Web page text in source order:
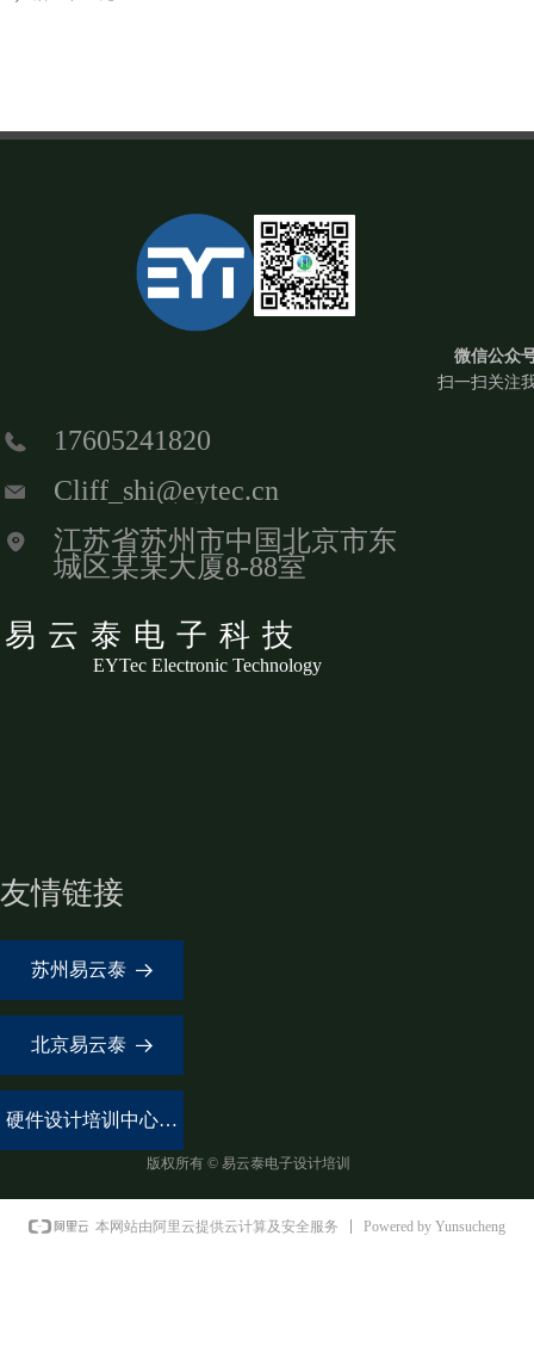
微信公众
扫一扫关注
版权所有 © 易云泰电子设计培训
易云泰电子科技
EYTec Electronic Technology
17605241820
Cliff_shi@eytec.cn
江苏省苏州市中国北京市东
城区某某大厦8-88室
北京易云泰 뀠
苏州易云泰 뀠
硬件设计培训中心
뀠
友情链接
本网站由阿里云提供云计算及安全服务 Powered by Yunsucheng